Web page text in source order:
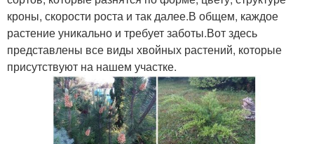
кроны, скорости роста и так далее.В общем, каждое
растение уникально и требует заботы.Вот здесь
представлены все виды хвойных растений, которые
присутствуют на нашем участке.